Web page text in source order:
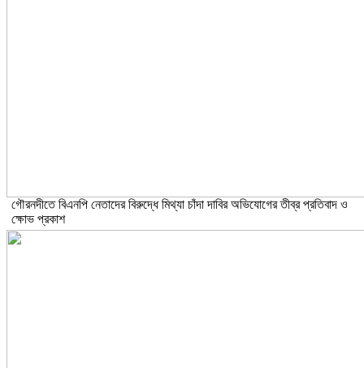
গৌরনদীতে বিএনপি নেতাদের বিরুদ্ধে মিথ্যা চাঁদা দাবির অভিযোগের তীব্র প্রতিবাদ ও
ক্ষোভ প্রকাশ